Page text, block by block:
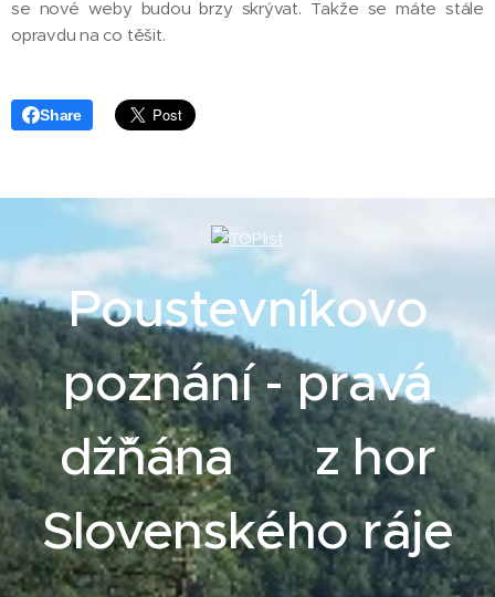
se nové weby budou brzy skrývat. Takže se máte stále
opravdu na co těšit.
Share
Poustevníkovo
poznání - pravá
džˇňána z hor
Slovenského ráje